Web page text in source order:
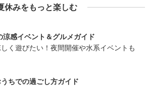
休みをもっと楽しむ
涼感イベント＆グルメガイド
く遊びたい！夜間開催や水系イベントも
ちでの過ごし方ガイド